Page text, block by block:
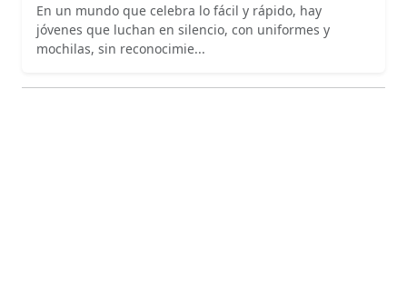
En un mundo que celebra lo fácil y rápido, hay
jóvenes que luchan en silencio, con uniformes y
mochilas, sin reconocimie...